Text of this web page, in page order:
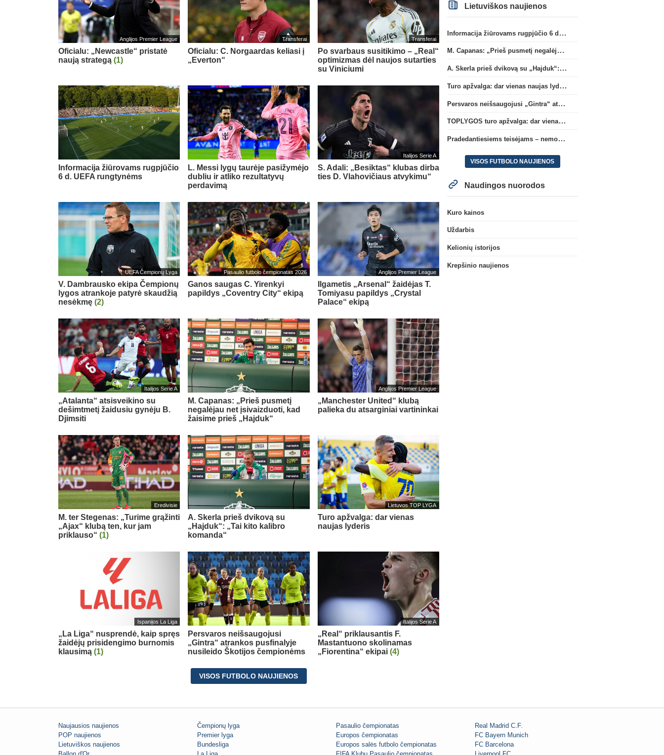
Anglijos Premier League
Oficialu: „Newcastle“ pristatė
naują strategą (1)
Transferai
Oficialu: C. Norgaardas keliasi į
„Everton“
Transferai
Po svarbaus susitikimo – „Real“
optimizmas dėl naujos sutarties
su Viniciumi
Informacija žiūrovams rugpjūčio
6 d. UEFA rungtynėms
L. Messi lygų taurėje pasižymėjo
dubliu ir atliko rezultatyvų
perdavimą
Italijos Serie A
S. Adali: „Besiktas“ klubas dirba
ties D. Vlahovičiaus atvykimu“
UEFA Čempionų Lyga
V. Dambrausko ekipa Čempionų
lygos atrankoje patyrė skaudžią
nesėkmę (2)
Pasaulio futbolo čempionatas 2026
Ganos saugas C. Yirenkyi
papildys „Coventry City“ ekipą
Anglijos Premier League
Ilgametis „Arsenal“ žaidėjas T.
Tomiyasu papildys „Crystal
Palace“ ekipą
Italijos Serie A
„Atalanta“ atsisveikino su
dešimtmetį žaidusiu gynėju B.
Djimsiti
M. Capanas: „Prieš pusmetį
negalėjau net įsivaizduoti, kad
žaisime prieš „Hajduk“
Anglijos Premier League
„Manchester United“ klubą
palieka du atsarginiai vartininkai
Eredivisie
M. ter Stegenas: „Turime grąžinti
„Ajax“ klubą ten, kur jam
priklauso“ (1)
A. Skerla prieš dvikovą su
„Hajduk“: „Tai kito kalibro
komanda“
Lietuvos TOP LYGA
Turo apžvalga: dar vienas
naujas lyderis
Ispanijos La Liga
„La Liga“ nusprendė, kaip spręs
žaidėjų prisidengimo burnomis
klausimą (1)
Persvaros neišsaugojusi
„Gintra“ atrankos pusfinalyje
nusileido Škotijos čempionėms
Italijos Serie A
„Real“ priklausantis F.
Mastantuono skolinamas
„Fiorentina“ ekipai (4)
VISOS FUTBOLO NAUJIENOS
Lietuviškos naujienos
Informacija žiūrovams rugpjūčio 6 d. UEFA rungtynėms
M. Capanas: „Prieš pusmetį negalėjau net įsivaizduoti, kad žaisime prieš „Hajduk“
A. Skerla prieš dvikovą su „Hajduk“: „Tai kito kalibro komanda“
Turo apžvalga: dar vienas naujas lyderis
Persvaros neišsaugojusi „Gintra“ atrankos pusfinalyje nusileido Škotijos čempionėms
TOPLYGOS turo apžvalga: dar vienas naujas lyderis
Pradedantiesiems teisėjams – nemokamas seminaras Vilniuje šį penktadienį
VISOS FUTBOLO NAUJIENOS
Naudingos nuorodos
Kuro kainos
Uždarbis
Kelionių istorijos
Krepšinio naujienos
Naujausios naujienos
POP naujienos
Lietuviškos naujienos
Ballon d'Or
Čempionų lyga
Premier lyga
Bundesliga
La Liga
Pasaulio čempionatas
Europos čempionatas
Europos salės futbolo čempionatas
FIFA Klubų Pasaulio čempionatas
Real Madrid C.F.
FC Bayern Munich
FC Barcelona
Liverpool FC